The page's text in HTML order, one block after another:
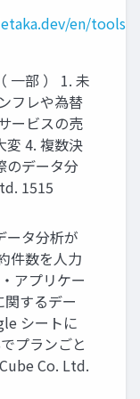
en/tools/
⼀部 ） 1. 未
フレや為替
ービスの売
4. 複数決
のデータ分
1515
タ分析が
件数を⼈⼒
アプリケー
するデー
シートに
プランごと
Co. Ltd.